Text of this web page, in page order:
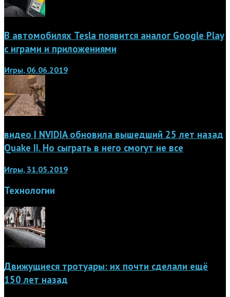
В автомобилях Tesla появится аналог Google Play
с играми и приложениями
Игры, 06.06.2019
видео | NVIDIA обновила вышедший 25 лет назад
Quake II. Но сыграть в него смогут не все
Игры, 31.05.2019
Технологии
Движущиеся тротуары: их почти сделали ещё
150 лет назад